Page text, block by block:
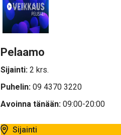
Pelaamo
Sijainti: 2 krs.
Puhelin: 09 4370 3220
Avoinna tänään: 09:00-20:00
Sijainti